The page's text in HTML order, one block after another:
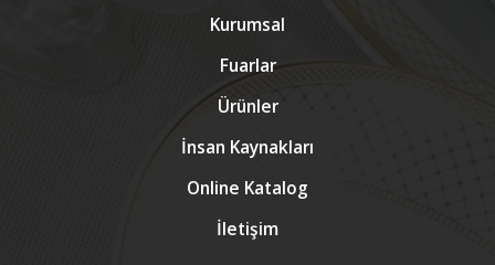
Kurumsal
Fuarlar
Ürünler
İnsan Kaynakları
Online Katalog
İletişim